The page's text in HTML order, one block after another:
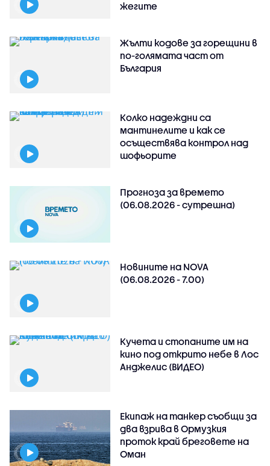
жегите
Жълти кодове за горещини в
по-голямата част от
България
Колко надеждни са
мантинелите и как се
осъществява контрол над
шофьорите
Прогноза за времето
(06.08.2026 - сутрешна)
Новините на NOVA
(06.08.2026 - 7.00)
Кучета и стопаните им на
кино под открито небе в Лос
Анджелис (ВИДЕО)
Екипаж на танкер съобщи за
два взрива в Ормузкия
проток край бреговете на
Оман